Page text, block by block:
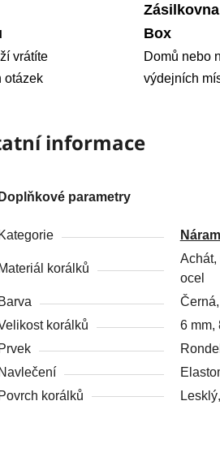
vrátíte
otázek
Box
Domů nebo
výdejních
informace
Doplňkové parametry
Kategorie
Materiál korálků
Achát,
ocel
Barva
korálků
6 mm,
Prvek
Navlečení
Povrch korálků